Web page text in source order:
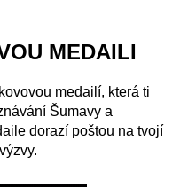
MEDAILI
medailí, která ti
Šumavy a
dorazí poštou na tvojí